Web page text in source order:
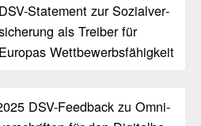
DSV-State­ment zur Sozi­al­ver­
als Treiber für
Europas Wett­be­werbs­fä­hig­keit
DSV-Feed­back zu Omni­